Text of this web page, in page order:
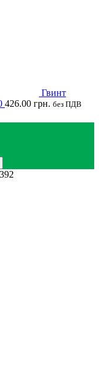
Гвинт
426.00 грн. без ПДВ